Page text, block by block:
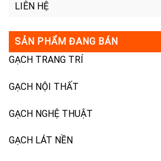
LIÊN HỆ
SẢN PHẨM ĐANG BÁN
GẠCH TRANG TRÍ
GẠCH NỘI THẤT
GẠCH NGHỆ THUẬT
GẠCH LÁT NỀN